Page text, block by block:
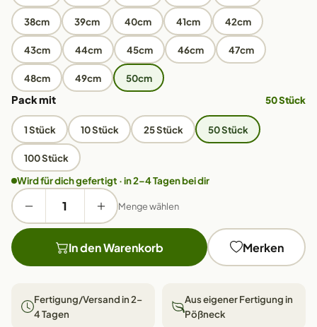
38cm 39cm 40cm 41cm 42cm
43cm 44cm 45cm 46cm 47cm
48cm 49cm 50cm
Pack mit 50 Stück
1 Stück 10 Stück 25 Stück 50 Stück
100 Stück
Wird für dich gefertigt · in 2–4 Tagen bei dir
Menge wählen
In den Warenkorb Merken
Fertigung/Versand in 2–
4 Tagen
Aus eigener Fertigung in
Pößneck